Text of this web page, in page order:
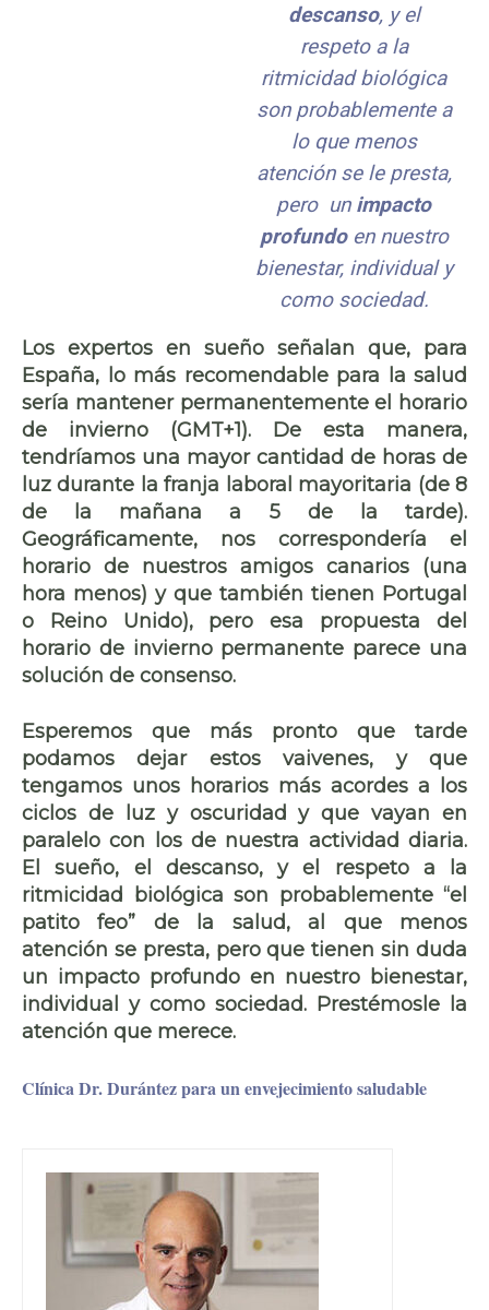
descanso, y el
respeto a la
ritmicidad biológica
son probablemente a
lo que menos
atención se le presta,
pero un impacto
profundoen nuestro
bienestar, individual y
como sociedad.
Los expertos en sueño señalan que, para
España, lo más recomendable para la salud
sería mantener permanentemente el horario
de invierno (GMT+1). De esta manera,
tendríamos una mayor cantidad de horas de
luz durante la franja laboral mayoritaria (de 8
de la mañana a 5 de la tarde).
Geográficamente, nos correspondería el
horario de nuestros amigos canarios (una
hora menos) y que también tienen Portugal
o Reino Unido), pero esa propuesta del
horario de invierno permanente parece una
solución de consenso.
Esperemos que más pronto que tarde
podamos dejar estos vaivenes, y que
tengamos unos horarios más acordes a los
ciclos de luz y oscuridad y que vayan en
paralelo con los de nuestra actividad diaria.
Elsueño, el descanso, y el respeto a la
ritmicidad biológica son probablemente “el
patito feo” de la salud, al que menos
atención se presta, pero que tienen sin duda
un impacto profundo en nuestro bienestar,
individual y como sociedad. Prestémosle la
atención que merece.
Clínica Dr. Durántez para un envejecimiento saludable